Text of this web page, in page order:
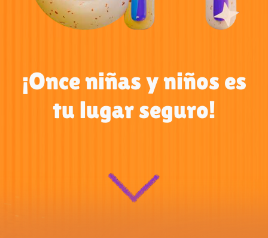
¡Once niñas y niños es
tu lugar seguro!